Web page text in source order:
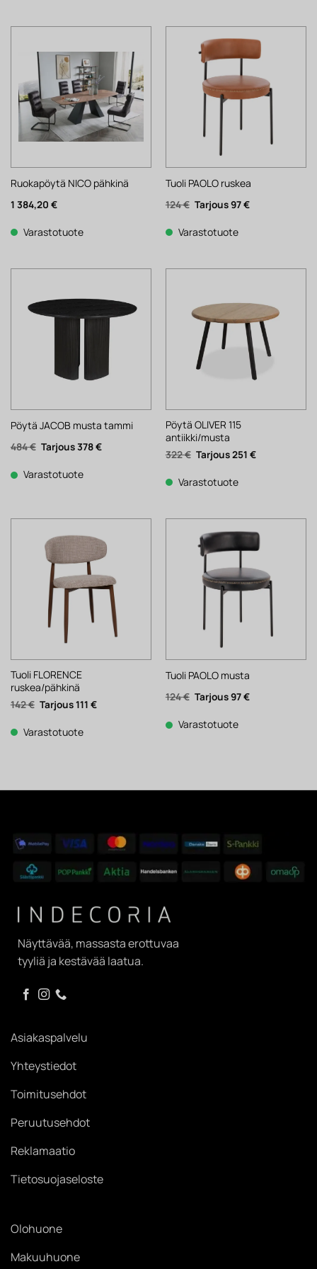
Ruokapöytä NICO pähkinä
1 384,20 €
Varastotuote
Tuoli PAOLO ruskea
124€ Alkuperäinen
hinta
124 €.
97€Nykyinen
Varastotuote
Pöytä JACOB musta tammi
484€ Alkuperäinen
hinta
484 €.
378€Nykyinen
Varastotuote
Pöytä OLIVER 115
antiikki/musta
322€ Alkuperäinen
hinta
322 €.
251 €Nykyinen
Varastotuote
Tuoli FLORENCE
ruskea/pähkinä
142€ Alkuperäinen
hinta
142 €.
111 €Nykyinen
Varastotuote
Tuoli PAOLO musta
124€ Alkuperäinen
hinta
124 €.
97€Nykyinen
Varastotuote
Näyttävää, massasta erottuvaa
tyyliä ja kestävää laatua.
Asiakaspalvelu
Yhteystiedot
Toimitusehdot
Peruutusehdot
Reklamaatio
Tietosuojaseloste
Olohuone
Makuuhuone